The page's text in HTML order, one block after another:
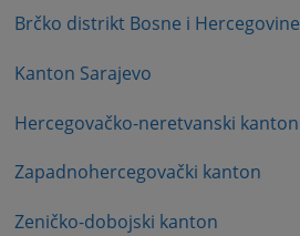
Brčko distrikt Bosne i Hercegovine
Kanton Sarajevo
Hercegovačko-neretvanski kanton
Zapadnohercegovački kanton
Zeničko-dobojski kanton